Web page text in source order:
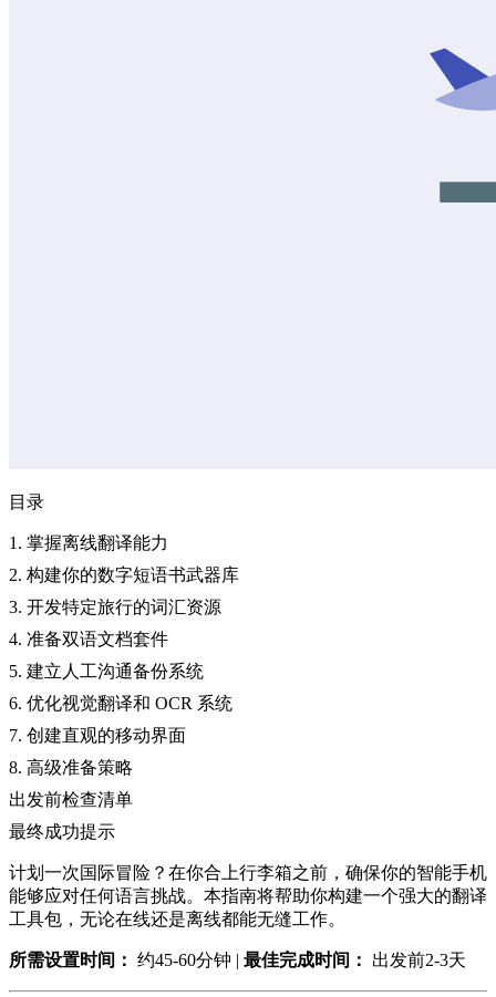
目录
1. 掌握离线翻译能力
2. 构建你的数字短语书武器库
3. 开发特定旅行的词汇资源
4. 准备双语文档套件
5. 建立人工沟通备份系统
6. 优化视觉翻译和 OCR 系统
7. 创建直观的移动界面
8. 高级准备策略
出发前检查清单
最终成功提示
计划一次国际冒险？在你合上行李箱之前，确保你的智能手机
能够应对任何语言挑战。本指南将帮助你构建一个强大的翻译
工具包，无论在线还是离线都能无缝工作。
所需设置时间： 约45-60分钟 | 最佳完成时间： 出发前2-3天